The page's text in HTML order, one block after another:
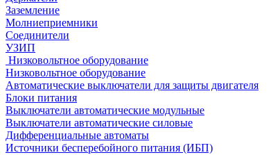
Заземление
Молниеприемники
Соединители
УЗИП
Низковольтное оборудование
Низковольтное оборудование
Автоматические выключатели для защиты двигателя
Блоки питания
Выключатели автоматические модульные
Выключатели автоматические силовые
Дифференциальные автоматы
Источники бесперебойного питания (ИБП)